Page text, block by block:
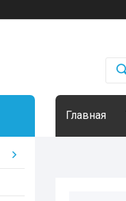
Главная